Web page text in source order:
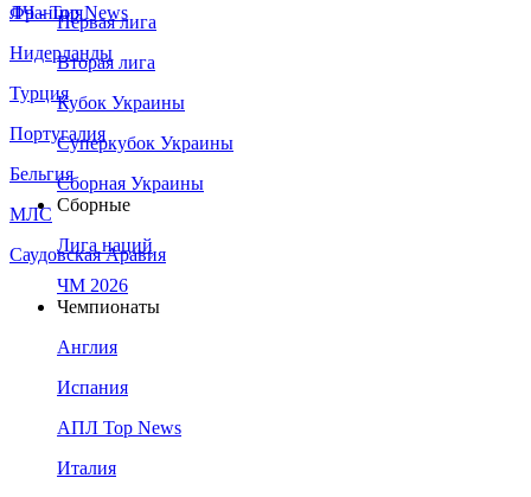
Франция
Нидерланды
Турция
Португалия
Бельгия
МЛС
Саудовская Аравия
ЛЧ - Top News
Первая лига
Вторая лига
Кубок Украины
Суперкубок Украины
Сборная Украины
Сборные
Лига наций
ЧМ 2026
Чемпионаты
Англия
Испания
АПЛ Top News
Италия